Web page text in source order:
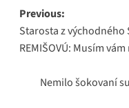
Post
navigation
Previous:
Starosta z východného
REMIŠOVÚ: Musím
Nemilo šokovaní